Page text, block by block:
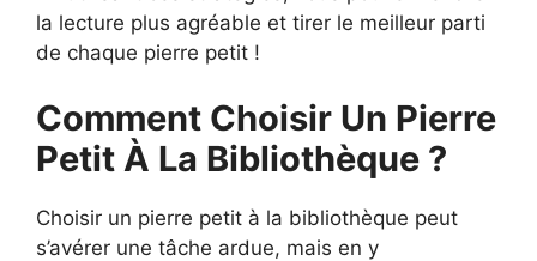
la lecture plus agréable et tirer le meilleur parti
de chaque pierre petit !
Comment Choisir Un Pierre
Petit À La Bibliothèque ?
Choisir un pierre petit à la bibliothèque peut
s’avérer une tâche ardue, mais en y